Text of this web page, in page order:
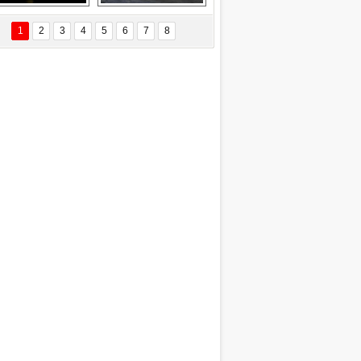
ÖZYANIK
Değişti?
Delta uçağına
yıldırım çarptı
Ford Focus RS
(2015)
1 2 3 4 5 6 7 8